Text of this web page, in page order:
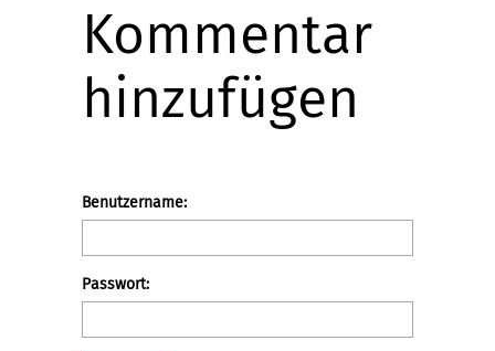
Kommentar
hinzufügen
Benutzeranmeldung
Bitte
geben
Benutzernamen
Ihr
Anmelden
Benutzername:
Passwort: